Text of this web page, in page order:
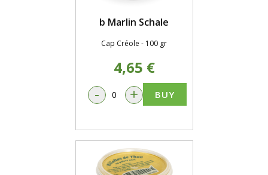
b Marlin Schale
Cap Créole - 100 gr
4,65 €
- + BUY